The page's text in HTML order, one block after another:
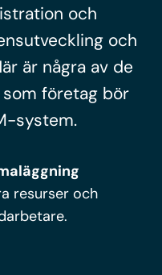
och
och
är några av de
företag bör
system.
resurser och